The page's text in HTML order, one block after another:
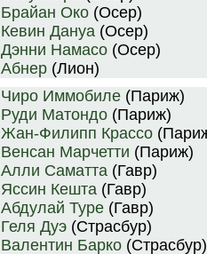
Брайан Око (Осер)
Кевин Дануа (Осер)
Дэнни Намасо (Осер)
Абнер (Лион)
Чиро Иммобиле (Париж)
Руди Матондо (Париж)
Жан-Филипп Крассо
Венсан Марчетти (Париж)
Алли Саматта (Гавр)
Яссин Кешта (Гавр)
Абдулай Туре (Гавр)
Геля Дуэ (Страсбур)
Валентин Барко (Страсбур)